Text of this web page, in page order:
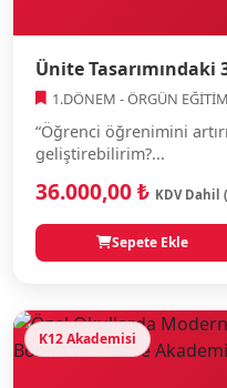
Ünite Tasarımındaki
1.DÖNEM - ÖRGÜN EĞİTİM
“Öğrenci öğrenimini
geliştirebilirim?...
36.000,00 ₺ KDV Dahil
Sepete Ekle
K12 Akademisi